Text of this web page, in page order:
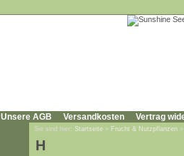
Unsere AGB Versandkosten Vertrag
Sie sind hier: Startseite » Frucht & Nutzpflanzen
H